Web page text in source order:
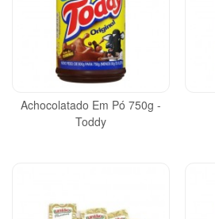
Achocolatado Em Pó 750g -
Toddy